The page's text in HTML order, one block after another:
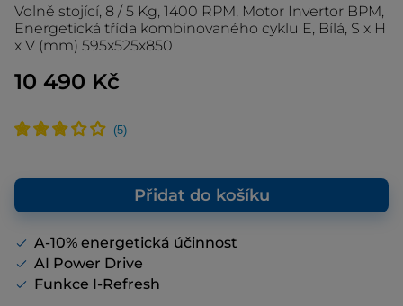
Volně stojící, 8 / 5 Kg, 1400 RPM, Motor Invertor BPM,
Energetická třída kombinovaného cyklu E, Bílá, S x H
x V (mm) 595x525x850
10 490 Kč
Přidat do košíku
A-10% energetická účinnost
AI Power Drive
Funkce I-Refresh